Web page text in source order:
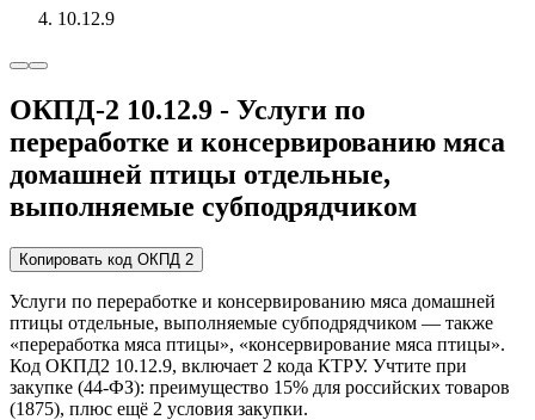
10.12.9
ОКПД-2 10.12.9 - Услуги по
переработке и консервированию мяса
домашней птицы отдельные,
выполняемые субподрядчиком
Копировать код ОКПД 2
Услуги по переработке и консервированию мяса домашней
птицы отдельные, выполняемые субподрядчиком — также
«переработка мяса птицы», «консервирование мяса птицы».
Код ОКПД2 10.12.9, включает 2 кода КТРУ. Учтите при
закупке (44-ФЗ): преимущество 15% для российских товаров
(1875), плюс ещё 2 условия закупки.